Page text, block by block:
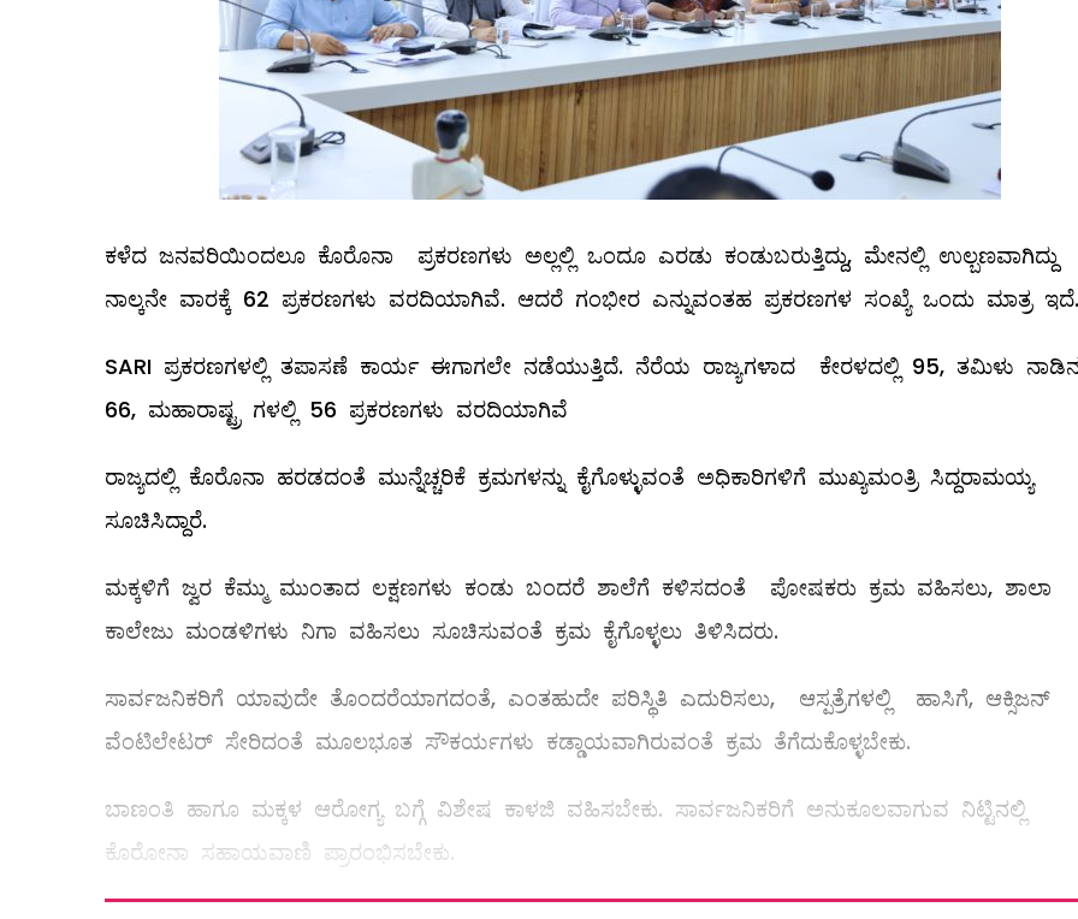
ಕಳೆದ ಜನವರಿಯಿಂದಲೂ ಕೊರೊನಾ ಪ್ರಕರಣಗಳು ಅಲ್ಲಲ್ಲಿ ಒಂದೂ ಎರಡು ಕಂಡುಬರುತ್ತಿದ್ದು, ಮೇನಲ್ಲಿ
ನಾಲ್ಕನೇ ವಾರಕ್ಕೆ 62 ಪ್ರಕರಣಗಳು ವರದಿಯಾಗಿವೆ. ಆದರೆ ಗಂಭೀರ ಎನ್ನುವಂತಹ ಪ್ರಕರಣಗಳ ಸಂಖ್ಯೆ ಒಂದು ಮಾತ್ರ ಇದೆ.
SARI ಪ್ರಕರಣಗಳಲ್ಲಿ ತಪಾಸಣೆ ಕಾರ್ಯ ಈಗಾಗಲೇ ನಡೆಯುತ್ತಿದೆ. ನೆರೆಯ ರಾಜ್ಯಗಳಾದ ಕೇರಳದಲ್ಲಿ 95, ತಮಿಳು
66, ಮಹಾರಾಷ್ಟ್ರ ಗಳಲ್ಲಿ 56 ಪ್ರಕರಣಗಳು ವರದಿಯಾಗಿವೆ
ರಾಜ್ಯದಲ್ಲಿ ಕೊರೊನಾ ಹರಡದಂತೆ ಮುನ್ನೆಚ್ಚರಿಕೆ ಕ್ರಮಗಳನ್ನು ಕೈಗೊಳ್ಳುವಂತೆ ಅಧಿಕಾರಿಗಳಿಗೆ ಮುಖ್ಯಮಂತ್ರಿ ಸಿದ್ದರಾಮಯ್ಯ
ಸೂಚಿಸಿದ್ದಾರೆ.
ಮಕ್ಕಳಿಗೆ ಜ್ವರ ಕೆಮ್ಮು ಮುಂತಾದ ಲಕ್ಷಣಗಳು ಕಂಡು ಬಂದರೆ ಶಾಲೆಗೆ ಕಳಿಸದಂತೆ ಪೋಷಕರು ಕ್ರಮ ವಹಿಸಲು, ಶಾಲಾ
ಕಾಲೇಜು ಮಂಡಳಿಗಳು ನಿಗಾ ವಹಿಸಲು ಸೂಚಿಸುವಂತೆ ಕ್ರಮ ಕೈಗೊಳ್ಳಲು ತಿಳಿಸಿದರು.
ಸಾರ್ವಜನಿಕರಿಗೆ ಯಾವುದೇ ತೊಂದರೆಯಾಗದಂತೆ, ಎಂತಹುದೇ ಪರಿಸ್ಥಿತಿ ಎದುರಿಸಲು, ಆಸ್ಪತ್ರೆಗಳಲ್ಲಿ ಹಾಸಿಗೆ, ಆಕ್ಸಿಜನ್
ವೆಂಟಿಲೇಟರ್ ಸೇರಿದಂತೆ ಮೂಲಭೂತ ಸೌಕರ್ಯಗಳು ಕಡ್ಡಾಯವಾಗಿರುವಂತೆ ಕ್ರಮ ತೆಗೆದುಕೊಳ್ಳಬೇಕು.
ಬಾಣಂತಿ ಹಾಗೂ ಮಕ್ಕಳ ಆರೋಗ್ಯ ಬಗ್ಗೆ ವಿಶೇಷ ಕಾಳಜಿ ವಹಿಸಬೇಕು. ಸಾರ್ವಜನಿಕರಿಗೆ ಅನುಕೂಲವಾಗುವ ನಿಟ್ಟಿನಲ್ಲಿ
ಕೊರೋನಾ ಸಹಾಯವಾಣಿ ಪ್ರಾರಂಭಿಸಬೇಕು.